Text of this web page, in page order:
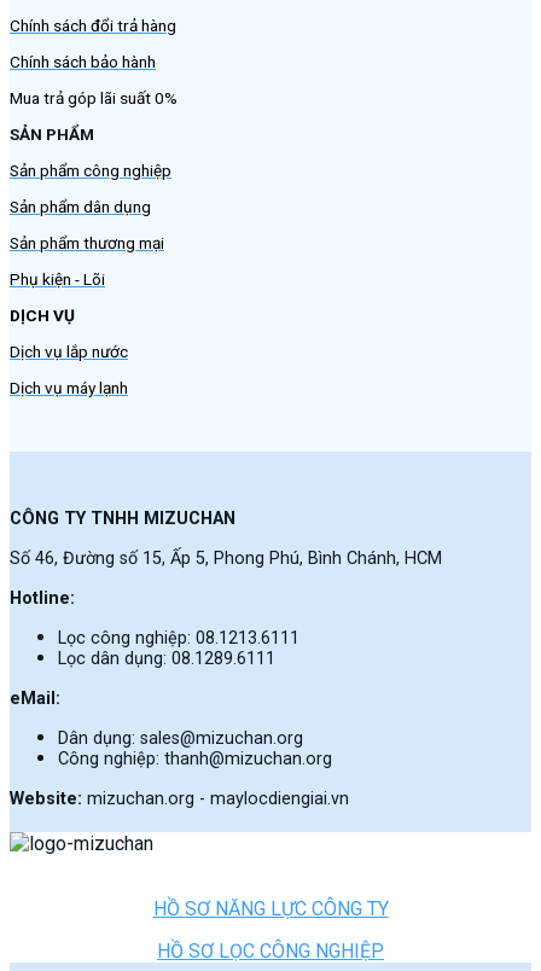
Chính sách đổi trả hàng
Chính sách bảo hành
Mua trả góp lãi suất 0%
SẢN PHẨM
Sản phẩm công nghiệp
Sản phẩm dân dụng
Sản phẩm thương mại
Phụ kiện - Lõi
DỊCH VỤ
Dịch vụ lắp nước
Dịch vụ máy lạnh
CÔNG TY TNHH MIZUCHAN
Số 46, Đường số 15, Ấp 5, Phong Phú, Bình Chánh, HCM
Hotline:
Lọc công nghiệp: 08.1213.6111
Lọc dân dụng: 08.1289.6111
eMail:
Dân dụng: sales@mizuchan.org
Công nghiệp: thanh@mizuchan.org
Website: mizuchan.org - maylocdiengiai.vn
HỒ SƠ NĂNG LỰC CÔNG TY
HỒ SƠ LỌC CÔNG NGHIỆP